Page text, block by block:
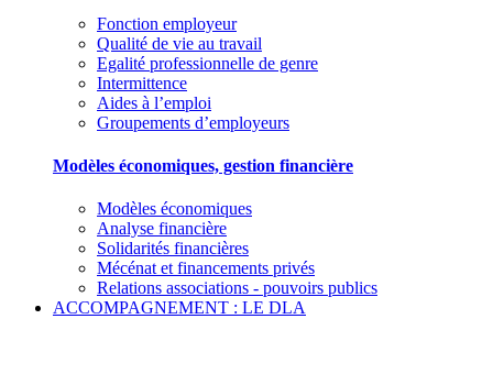
Fonction employeur
Qualité de vie au travail
Egalité professionnelle de genre
Intermittence
Aides à l’emploi
Groupements d’employeurs
Modèles économiques, gestion financière
Modèles économiques
Analyse financière
Solidarités financières
Mécénat et financements privés
Relations associations - pouvoirs publics
ACCOMPAGNEMENT : LE DLA